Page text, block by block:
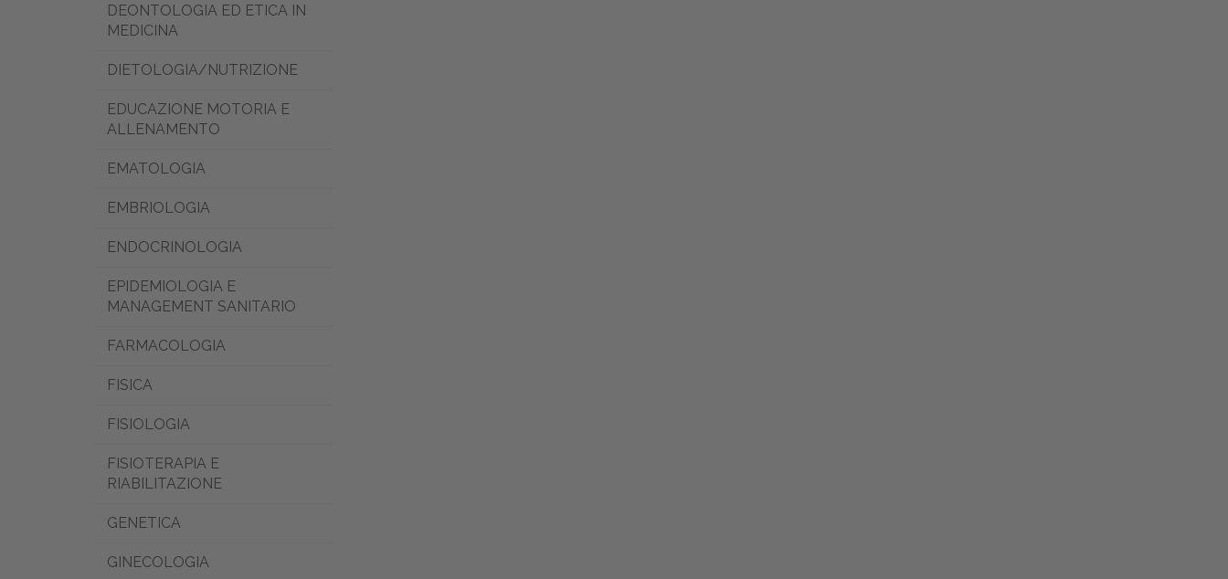
DEONTOLOGIA ED ETICA IN
MEDICINA
DIETOLOGIA/NUTRIZIONE
EDUCAZIONE MOTORIA E
ALLENAMENTO
EMATOLOGIA
EMBRIOLOGIA
ENDOCRINOLOGIA
EPIDEMIOLOGIA E
MANAGEMENT SANITARIO
FARMACOLOGIA
FISICA
FISIOLOGIA
FISIOTERAPIA E
RIABILITAZIONE
GENETICA
GINECOLOGIA